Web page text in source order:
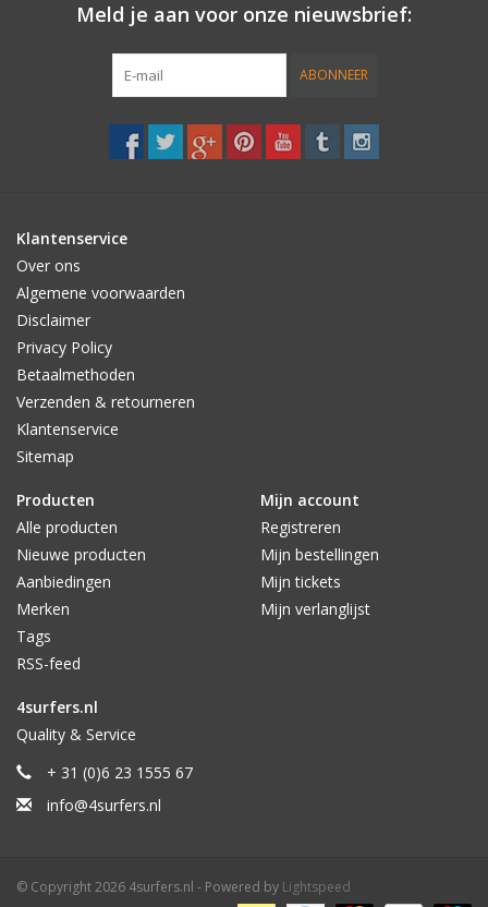
Meld je aan voor onze nieuwsbrief:
ABONNEER
Klantenservice
Over ons
Algemene voorwaarden
Disclaimer
Privacy Policy
Betaalmethoden
Verzenden & retourneren
Klantenservice
Sitemap
Producten
Alle producten
Nieuwe producten
Aanbiedingen
Merken
Tags
RSS-feed
Mijn account
Registreren
Mijn bestellingen
Mijn tickets
Mijn verlanglijst
4surfers.nl
Quality & Service
+ 31 (0)6 23 1555 67
info@4surfers.nl
© Copyright 2026 4surfers.nl - Powered by Lightspeed